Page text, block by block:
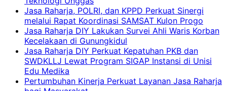
Jasa Raharja, POLRI, dan KPPD Perkuat Sinergi
melalui Rapat Koordinasi SAMSAT Kulon Progo
Jasa Raharja DIY Lakukan Survei Ahli Waris Korban
Kecelakaan di Gunungkidul
Jasa Raharja DIY Perkuat Kepatuhan PKB dan
SWDKLLJ Lewat Program SIGAP Instansi di Unisi
Edu Medika
Pertumbuhan Kinerja Perkuat Layanan Jasa Raharja